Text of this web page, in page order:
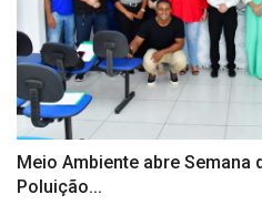
Meio Ambiente abre Semana
Poluição...